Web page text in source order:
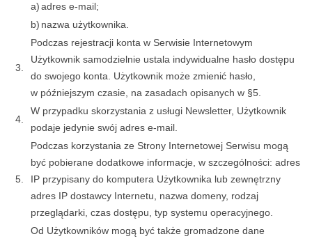
a)adres e-mail;
b) nazwa użytkownika.
3.
Podczas rejestracji konta w Serwisie Internetowym
Użytkownik samodzielnie ustala indywidualne hasło dostępu
do swojego konta. Użytkownik może zmienić hasło,
w późniejszym czasie, na zasadach opisanych w §5.
4.
W przypadku skorzystania z usługi Newsletter, Użytkownik
podaje jedynie swój adres e-mail.
5.
Podczas korzystania ze Strony Internetowej Serwisu mogą
być pobierane dodatkowe informacje, w szczególności: adres
IP przypisany do komputera Użytkownika lub zewnętrzny
adres IP dostawcy Internetu, nazwa domeny, rodzaj
przeglądarki, czas dostępu, typ systemu operacyjnego.
Od Użytkowników mogą być także gromadzone dane